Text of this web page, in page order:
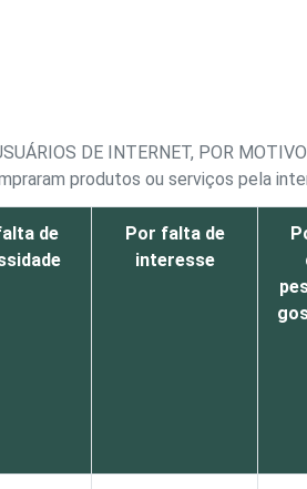
DE INTERNET, POR
produtos ou serviços pela
de
Por falta de
interesse